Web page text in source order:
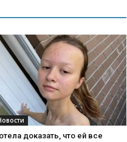
доказать, что ей все